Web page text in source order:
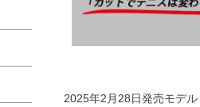
2025年2月28日発売モデル